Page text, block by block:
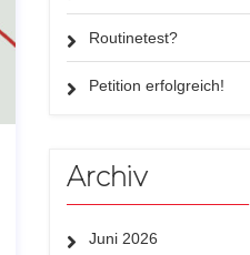
Routinetest?
Petition erfolgreich!
Archiv
Juni 2026